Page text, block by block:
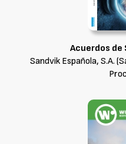
Acuerdos de
Sandvik Española, S.A.